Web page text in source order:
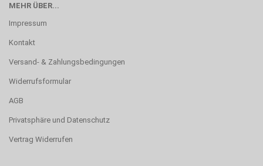
MEHR ÜBER...
Impressum
Kontakt
Versand- & Zahlungsbedingungen
Widerrufsformular
AGB
Privatsphäre und Datenschutz
Vertrag Widerrufen